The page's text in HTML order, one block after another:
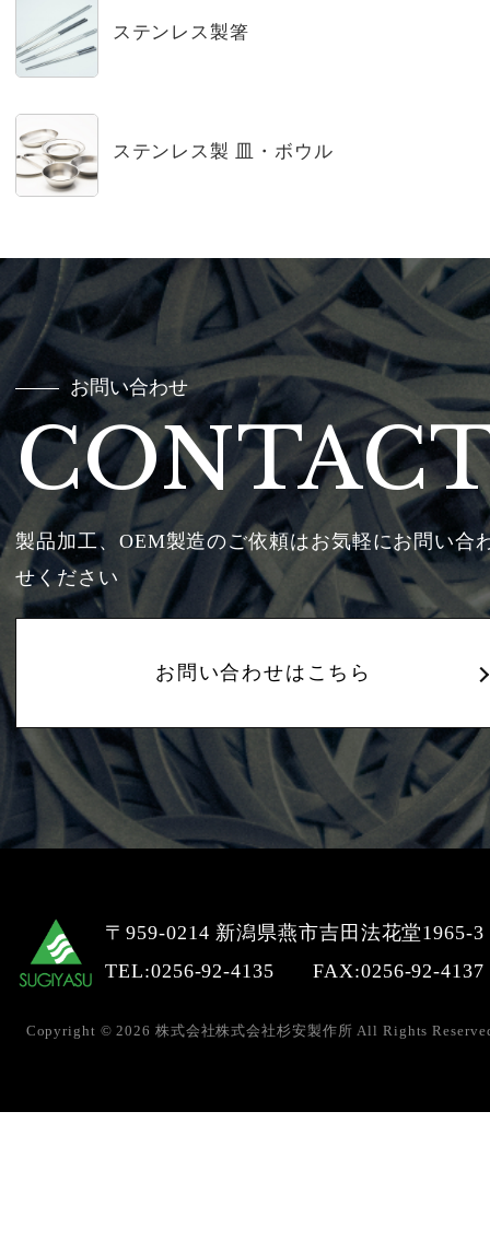
ステンレス製箸
ステンレス製 皿・ボウル
お問い合わせ
製品加工、OEM製造のご依頼はお気軽にお問い合
せください
お問い合わせはこちら
〒959-0214 新潟県燕市吉田法花堂1965-3
TEL:0256-92-4135
FAX:0256-92-4137
Copyright © 2026 株式会社株式会社杉安製作所 All Rights